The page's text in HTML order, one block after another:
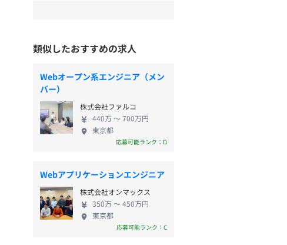
類似したおすすめの求人
Webオープン系エンジニア（メン
バー）
株式会社ファルコ
440万 〜 700万円
東京都
応募可能ランク：D
Webアプリケーションエンジニア
株式会社オンマックス
350万 〜 450万円
東京都
応募可能ランク：C